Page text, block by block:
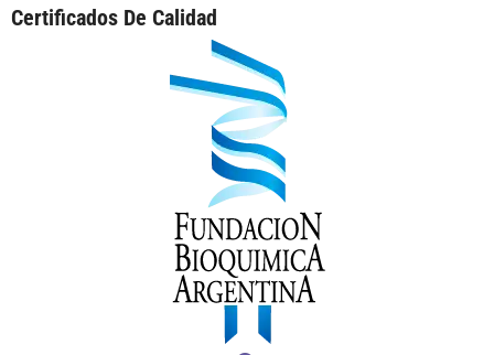
Certificados De Calidad